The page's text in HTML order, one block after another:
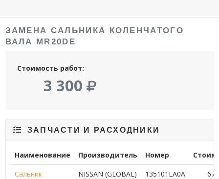
ЗАМЕНА САЛЬНИКА КОЛЕНЧАТОГО
ВАЛА MR20DE
Стоимость работ:
3 300
ЗАПЧАСТИ И РАСХОДНИКИ
Наименование Производитель Номер
Сальник
NISSAN (GLOBAL) 135101LA0A